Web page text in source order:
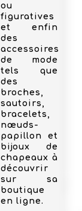
ou
figuratives
et enfin
des
accessoires
de mode
tels que
des
broches,
sautoirs,
bracelets,
nœuds-
papillon et
bijoux de
chapeaux à
découvrir
sur sa
boutique
en ligne.